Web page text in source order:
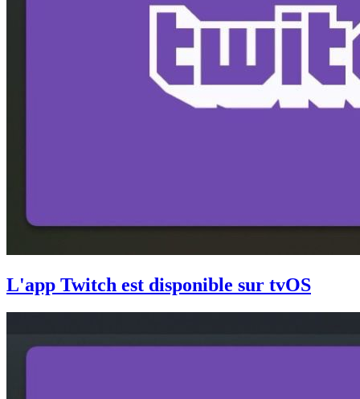
L'app Twitch est disponible sur tvOS